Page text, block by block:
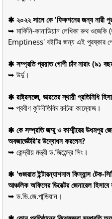
✱ ২০২২ সালে কে 'ফিকশনের জন্য নারী
➥ মার্কিনি-কানাডিয়ান লেখিকা রুথ
Emptiness' বইটির জন্য এই পুরষ্কার
✱ সম্প্রতি প্রয়াত গোপী চাঁদ নারাং (৯১
➥ উর্দু।
✱ রাষ্ট্রসঙ্ঘে, ভারতের স্থায়ী প্রতিনিধি
➥ প্রবীণ কূটনীতিবিদ রুচিরা কাম্বোজ।
✱ কে সম্প্রতি জম্মু ও কাশ্মীরের উধমপুর
অবজার্ভেটরি'র উদ্বোধন করলেন?
➥ কেন্দ্রীয় মন্ত্রী ড.জিতেন্দ্র সিং।
✱ 'গুজরাত ইন্টারন্যাশনাল ফিন্যান্স টেক-
আঞ্চলিক অফিসের ডিরেক্টর জেনারেল
➥ ড.ডি.জে.পান্ডিয়ান।